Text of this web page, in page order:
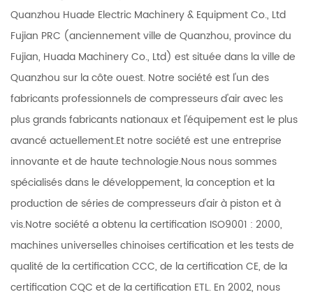
Quanzhou Huade Electric Machinery & Equipment Co., Ltd
Fujian PRC (anciennement ville de Quanzhou, province du
Fujian, Huada Machinery Co., Ltd) est située dans la ville de
Quanzhou sur la côte ouest. Notre société est l'un des
fabricants professionnels de compresseurs d'air avec les
plus grands fabricants nationaux et l'équipement est le plus
avancé actuellement.Et notre société est une entreprise
innovante et de haute technologie.Nous nous sommes
spécialisés dans le développement, la conception et la
production de séries de compresseurs d'air à piston et à
vis.Notre société a obtenu la certification ISO9001 : 2000,
machines universelles chinoises certification et les tests de
qualité de la certification CCC, de la certification CE, de la
certification CQC et de la certification ETL. En 2002, nous